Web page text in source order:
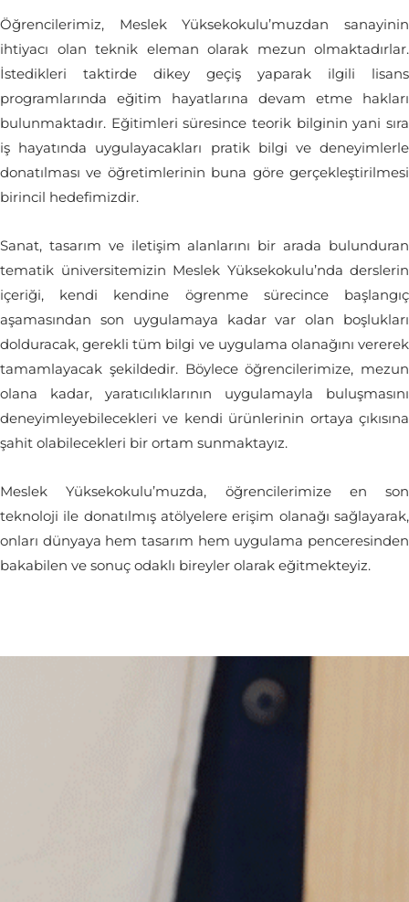
Öğrencilerimiz, Meslek Yüksekokulu’muzdan sanayinin
ihtiyacı olan teknik eleman olarak mezun olmaktadırlar.
İstedikleri taktirde dikey geçiş yaparak ilgili lisans
programlarında eğitim hayatlarına devam etme hakları
bulunmaktadır. Eğitimleri süresince teorik bilginin yani sıra
iş hayatında uygulayacakları pratik bilgi ve deneyimlerle
donatılması ve öğretimlerinin buna göre gerçekleştirilmesi
birincil hedefimizdir.
Sanat, tasarım ve iletişim alanlarını bir arada bulunduran
tematik üniversitemizin Meslek Yüksekokulu’nda derslerin
içeriği, kendi kendine ögrenme sürecince başlangıç
aşamasından son uygulamaya kadar var olan boşlukları
dolduracak, gerekli tüm bilgi ve uygulama olanağını vererek
tamamlayacak şekildedir. Böylece öğrencilerimize, mezun
olana kadar, yaratıcılıklarının uygulamayla buluşmasını
deneyimleyebilecekleri ve kendi ürünlerinin ortaya çıkısına
şahit olabilecekleri bir ortam sunmaktayız.
Meslek Yüksekokulu’muzda, öğrencilerimize en son
teknoloji ile donatılmış atölyelere erişim olanağı sağlayarak,
onları dünyaya hem tasarım hem uygulama penceresinden
bakabilen ve sonuç odaklı bireyler olarak eğitmekteyiz.